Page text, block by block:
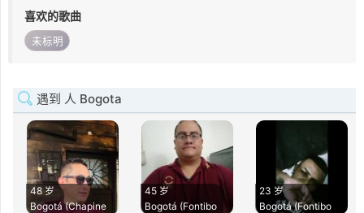
喜欢的歌曲
未标明
遇到 人 Bogota
48 岁
Bogotá (Chapine
45 岁
Bogotá (Fontibo
23 岁
Bogotá (Fontibo